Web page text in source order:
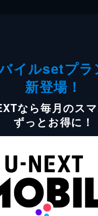
イルsetプラ
新登場！
なら毎月のス
ずっとお得に！